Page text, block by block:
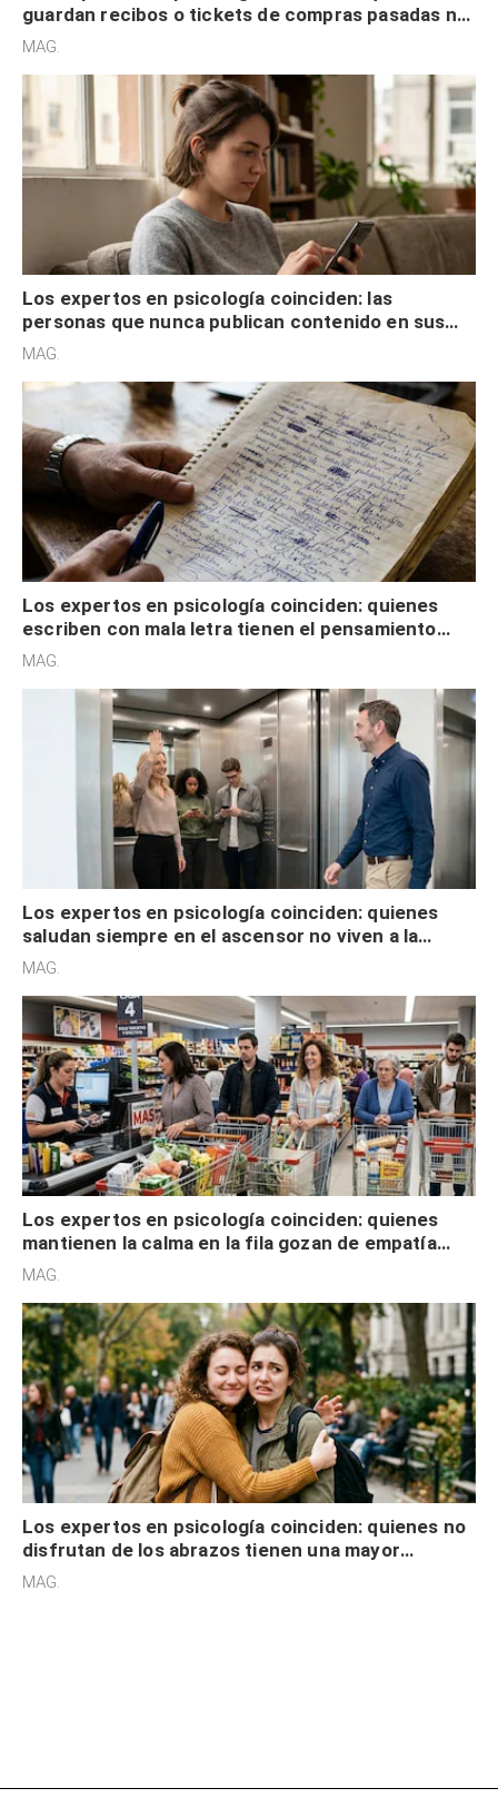
guardan recibos o tickets de compras pasadas no
son acumuladores, sino que tienen necesidad de
MAG.
Los expertos en psicología coinciden: las
personas que nunca publican contenido en sus
redes sociales no pretenden buscar validación
MAG.
Los expertos en psicología coinciden: quienes
escriben con mala letra tienen el pensamiento
acelerado y no lo hacen por desinterés
MAG.
Los expertos en psicología coinciden: quienes
saludan siempre en el ascensor no viven a la
defensiva y tienen apertura social
MAG.
Los expertos en psicología coinciden: quienes
mantienen la calma en la fila gozan de empatía
cognitiva, gratitud y no solo tienen autocontrol
MAG.
Los expertos en psicología coinciden: quienes no
disfrutan de los abrazos tienen una mayor
sensibilidad a los estímulos físicos y no es por
MAG.